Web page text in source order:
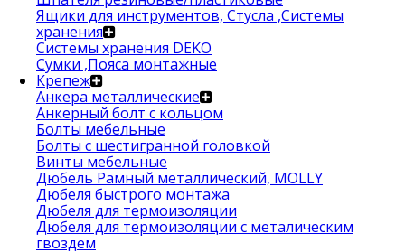
Ящики для инструментов, Стусла ,Системы
хранения
Системы хранения DEKO
Сумки ,Пояса монтажные
Крепеж
Анкера металлические
Анкерный болт с кольцом
Болты мебельные
Болты с шестигранной головкой
Винты мебельные
Дюбель Рамный металлический, MOLLY
Дюбеля быстрого монтажа
Дюбеля для термоизоляции
Дюбеля для термоизоляции с металическим
гвоздем